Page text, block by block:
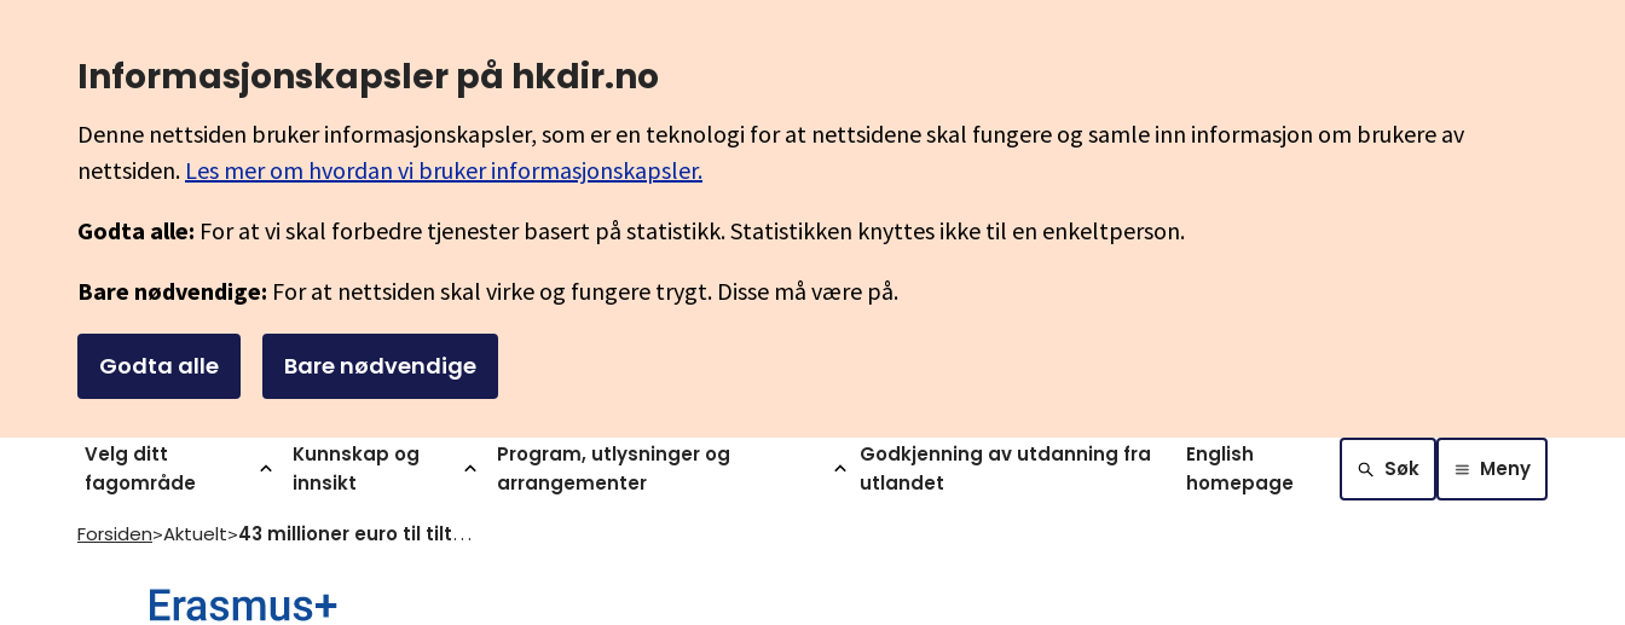
Informasjonskapsler på hkdir.no
Denne nettsiden bruker informasjonskapsler, som er en teknologi for at nettsidene skal fungere og samle inn informasjon om brukere av
nettsiden. Les mer om hvordan vi bruker informasjonskapsler.
Godta alle: For at vi skal forbedre tjenester basert på statistikk. Statistikken knyttes ikke til en enkeltperson.
Bare nødvendige: For at nettsiden skal virke og fungere trygt. Disse må være på.
Godta alle Bare nødvendige
Velg ditt
fagområde
Kunnskap og
innsikt
Program, utlysninger og
arrangementer
Godkjenning av utdanning fra
utlandet
English
homepage
Søk Meny
Forsiden>Aktuelt> 43 millioner euro til tiltak innen erasmus